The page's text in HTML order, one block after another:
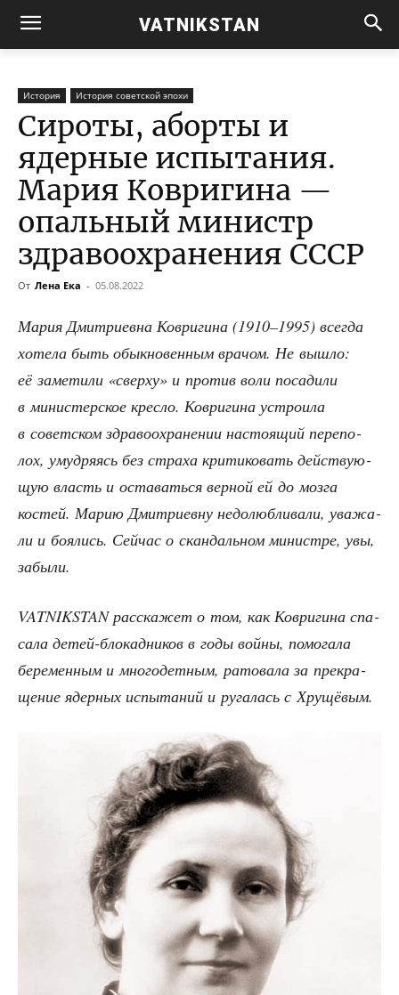
VATNIKSTAN
История История советской эпохи
Сироты, аборты и
ядерные испытания.
Мария Ковригина —
опальный министр
здравоохранения СССР
От Лена Ека - 05.08.2022
Мария Дмит­ри­ев­на Коври­ги­на (1910–1995) все­гда
хоте­ла быть обык­но­вен­ным вра­чом. Не вышло:
её заме­ти­ли «свер­ху» и про­тив воли поса­ди­ли
в мини­стер­ское крес­ло. Коври­ги­на устро­и­ла
в совет­ском здра­во­охра­не­нии насто­я­щий пере­по­
лох, умуд­ря­ясь без стра­ха кри­ти­ко­вать дей­ству­ю­
щую власть и оста­вать­ся вер­ной ей до моз­га
костей. Марию Дмит­ри­ев­ну недо­люб­ли­ва­ли, ува­жа­
ли и боя­лись. Сей­час о скан­даль­ном мини­стре, увы,
забыли.
VATNIKSTAN рас­ска­жет о том, как Коври­ги­на спа­
са­ла детей-бло­кад­ни­ков в годы вой­ны, помо­га­ла
бере­мен­ным и мно­го­дет­ным, рато­ва­ла за пре­кра­
ще­ние ядер­ных испы­та­ний и руга­лась с Хрущёвым.